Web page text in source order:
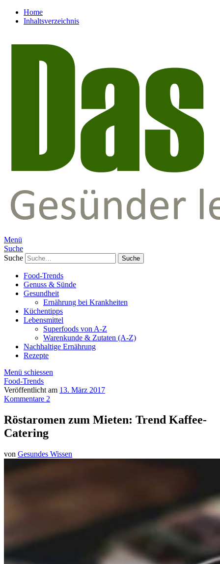
Home
Inhaltsverzeichnis
Menü
Suche
Suche
Food-Trends
Genuss & Sünde
Gesundheit
Ernährung bei Krankheiten
Küchentipps
Lebensmittel
Superfoods von A-Z
Warenkunde & Zutaten (A-Z)
Nachhaltige Ernährung
Rezepte
Menü schiessen
Food-Trends
Veröffentlicht am 13. März 2017
Kommentare 2
Röstaromen zum Mieten: Trend Kaffee-
Catering
von Gesundes Wissen